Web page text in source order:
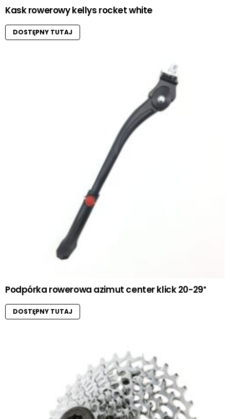
Kask rowerowy kellys rocket white
DOSTĘPNY TUTAJ
Podpórka rowerowa azimut center klick 20-29″
DOSTĘPNY TUTAJ